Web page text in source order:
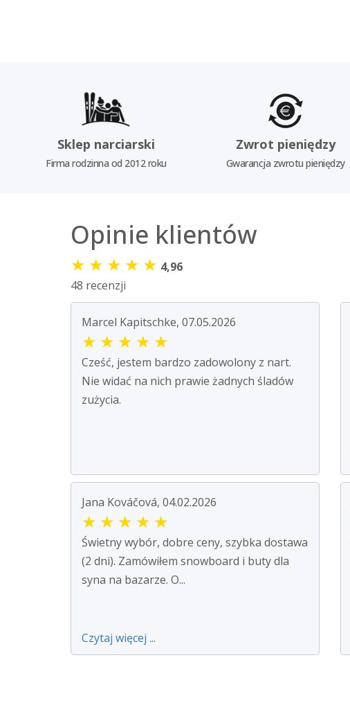
Sklep narciarski
Firma rodzinna od 2012 roku
Zwrot pieniędzy
Gwarancja zwrotu pieniędzy
Opinie klientów
★ ★ ★ ★ ★ 4,96
48 recenzji
Marcel Kapitschke, 07.05.2026
★ ★ ★ ★ ★
Cześć, jestem bardzo zadowolony z nart.
Nie widać na nich prawie żadnych śladów
zużycia.
Jana Kováčová, 04.02.2026
★ ★ ★ ★ ★
Świetny wybór, dobre ceny, szybka dostawa
(2 dni). Zamówiłem snowboard i buty dla
syna na bazarze. O...
Czytaj więcej ...